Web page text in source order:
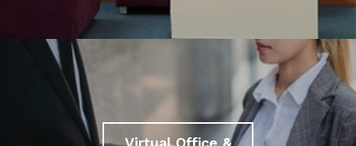
Virtual Office &